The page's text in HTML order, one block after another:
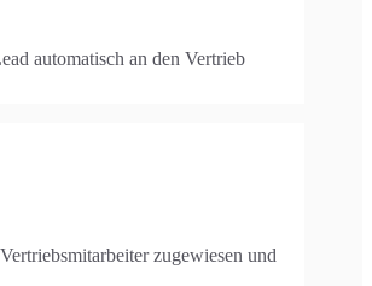
automatisch an den Vertrieb
zugewiesen und